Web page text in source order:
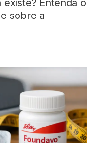
Entenda o
sobre a